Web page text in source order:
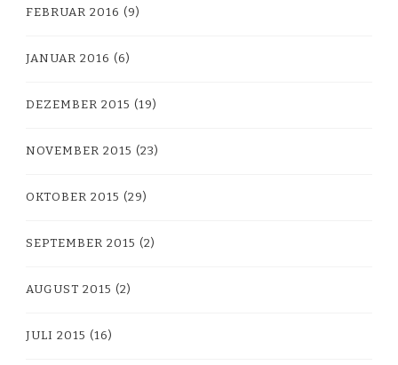
FEBRUAR 2016 (9)
JANUAR 2016 (6)
DEZEMBER 2015 (19)
NOVEMBER 2015 (23)
OKTOBER 2015 (29)
SEPTEMBER 2015 (2)
AUGUST 2015 (2)
JULI 2015 (16)